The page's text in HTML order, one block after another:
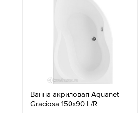
Ванна акриловая Aquanet
Graciosa 150x90 L/R